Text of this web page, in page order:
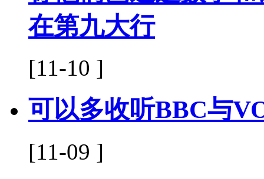
在第九大行
[11-10 ]
可以多收听BBC与
[11-09 ]